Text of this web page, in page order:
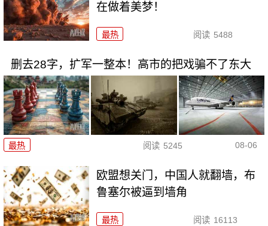
在做着美梦！
最热 阅读 5488
删去28字，扩军一整本！高市的把戏骗不了东大
最热 阅读 5245 08-06
欧盟想关门，中国人就翻墙，布
鲁塞尔被逼到墙角
最热 阅读 16113